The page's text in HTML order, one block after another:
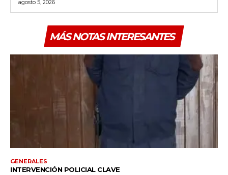
agosto 5, 2026
MÁS NOTAS INTERESANTES
GENERALES
INTERVENCIÓN POLICIAL CLAVE